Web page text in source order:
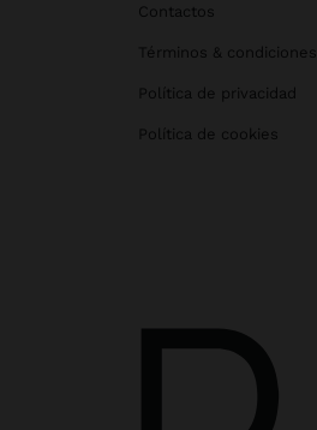
Contactos
Términos & condiciones
Política de privacidad
Política de cookies